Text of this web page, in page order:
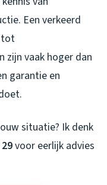
Een verkeerd
tot
zijn vaak hoger dan
garantie en
situatie? Ik denk
voor eerlijk advies